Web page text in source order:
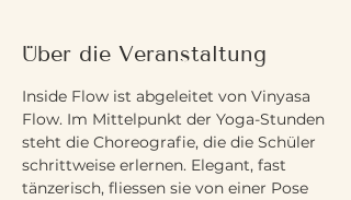
Über die Veranstaltung
Inside Flow ist abgeleitet von Vinyasa
Flow. Im Mittelpunkt der Yoga-Stunden
steht die Choreografie, die die Schüler
schrittweise erlernen. Elegant, fast
tänzerisch, fliessen sie von einer Pose